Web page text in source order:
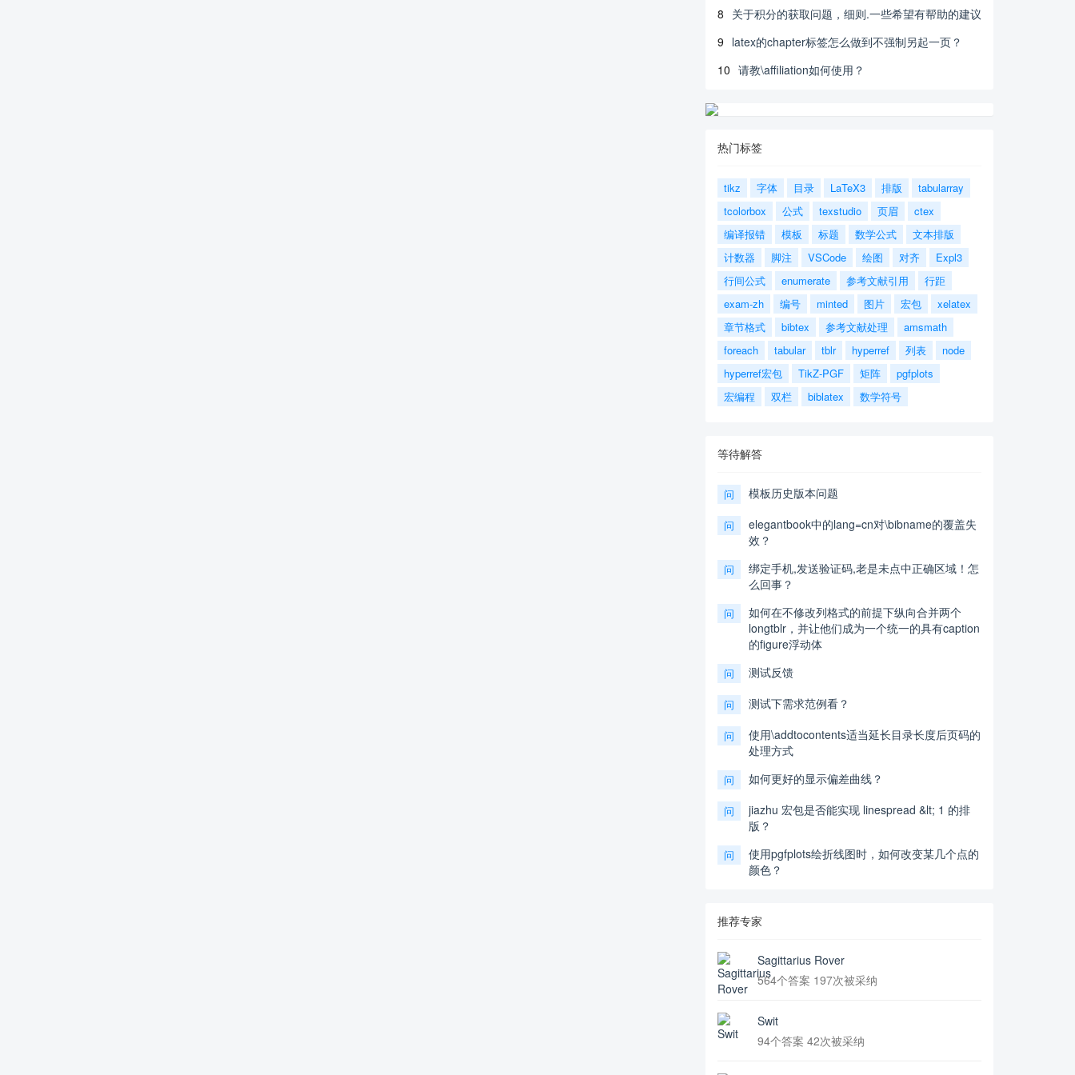
8 关于积分的获取问题，细则.一些希望有帮助的建议
9 latex的chapter标签怎么做到不强制另起一页？
10 请教\affiliation如何使用？
热门标签
tikz 字体 目录 LaTeX3 排版
tabularray
tcolorbox
公式 texstudio 页眉
ctex
编译报错
模板 标题 数学公式
文本排版
计数器
脚注 VSCode 绘图 对齐
Expl3
行间公式
enumerate 参考文献引用
行距
exam-zh
编号 minted 图片 宏包
xelatex
章节格式
bibtex 参考文献处理
amsmath
foreach
tabular tblr hyperref 列表
node
hyperref宏包
TikZ-PGF 矩阵
pgfplots
宏编程
双栏 biblatex 数学符号
等待解答
问 模板历史版本问题
问
elegantbook中的lang=cn对\bibname的覆盖失
效？
问
绑定手机,发送验证码,老是未点中正确区域！怎
么回事？
问
如何在不修改列格式的前提下纵向合并两个
longtblr，并让他们成为一个统一的具有caption
的figure浮动体
问 测试反馈
问 测试下需求范例看？
问
使用\addtocontents适当延长目录长度后页码的
处理方式
问 如何更好的显示偏差曲线？
问
jiazhu 宏包是否能实现 linespread &lt; 1 的排
版？
问
使用pgfplots绘折线图时，如何改变某几个点的
颜色？
推荐专家
Sagittarius Rover
564个答案 197次被采纳
Swit
94个答案 42次被采纳